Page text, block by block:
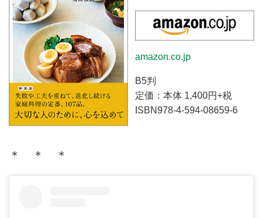
amazon.co.jp
B5判
定価：本体 1,400円+税
ISBN978-4-594-08659-6
＊ ＊ ＊